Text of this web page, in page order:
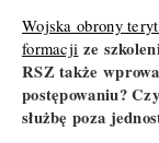
Wojska obrony
formacji ze
RSZ także
postępowaniu?
służbę poza